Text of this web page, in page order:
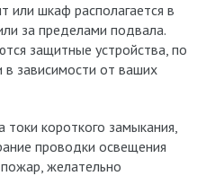
шкаф располагается в
за пределами подвала.
защитные устройства, по
зависимости от ваших
токи короткого замыкания,
проводки освещения
желательно